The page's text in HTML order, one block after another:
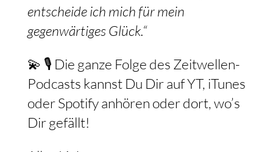
entscheide ich mich für mein
gegenwärtiges Glück.“
💫 🎙️ Die ganze Folge des Zeitwellen-
Podcasts kannst Du Dir auf YT, iTunes
oder Spotify anhören oder dort, wo’s
Dir gefällt!